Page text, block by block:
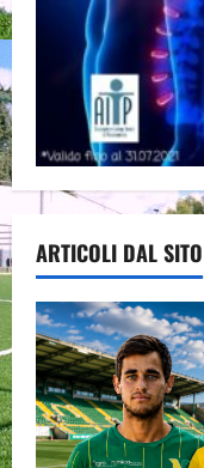
ARTICOLI DAL SITO